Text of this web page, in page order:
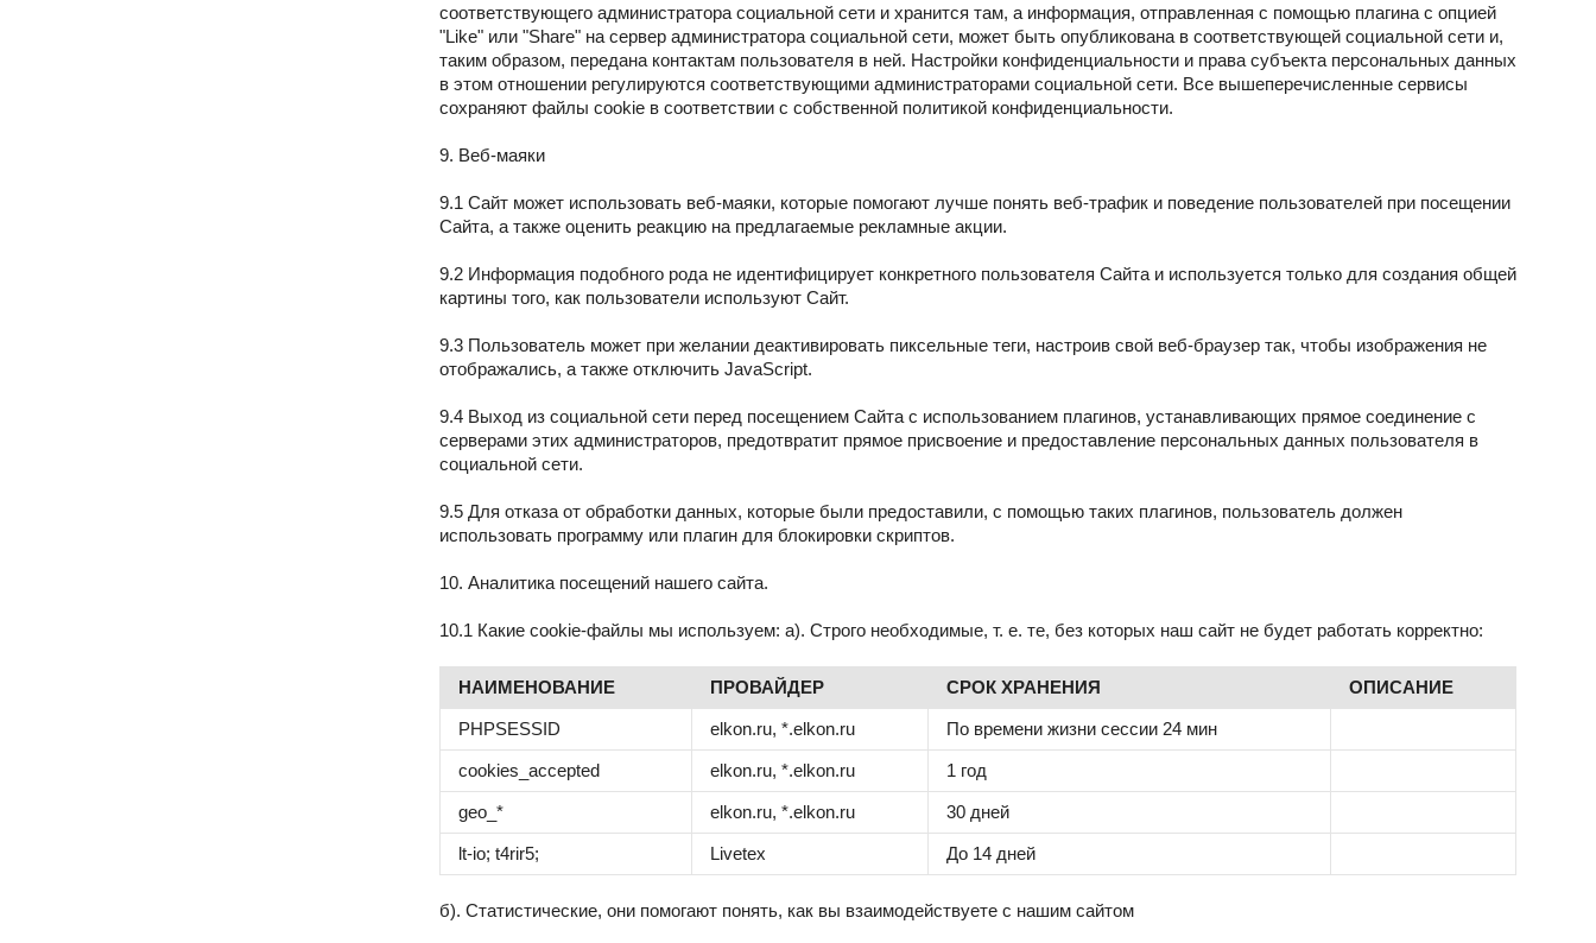
соответствующего администратора социальной сети и хранится там, а информация, отправленная с помощью плагина с опцией
"Like" или "Share" на сервер администратора социальной сети, может быть опубликована в соответствующей социальной сети и,
таким образом, передана контактам пользователя в ней. Настройки конфиденциальности и права субъекта персональных данных
в этом отношении регулируются соответствующими администраторами социальной сети. Все вышеперечисленные сервисы
сохраняют файлы cookie в соответствии с собственной политикой конфиденциальности.
9. Веб-маяки
9.1 Сайт может использовать веб-маяки, которые помогают лучше понять веб-трафик и поведение пользователей при посещении
Сайта, а также оценить реакцию на предлагаемые рекламные акции.
9.2 Информация подобного рода не идентифицирует конкретного пользователя Сайта и используется только для создания общей
картины того, как пользователи используют Сайт.
9.3 Пользователь может при желании деактивировать пиксельные теги, настроив свой веб-браузер так, чтобы изображения не
отображались, а также отключить JavaScript.
9.4 Выход из социальной сети перед посещением Сайта с использованием плагинов, устанавливающих прямое соединение с
серверами этих администраторов, предотвратит прямое присвоение и предоставление персональных данных пользователя в
социальной сети.
9.5 Для отказа от обработки данных, которые были предоставили, с помощью таких плагинов, пользователь должен
использовать программу или плагин для блокировки скриптов.
10. Аналитика посещений нашего сайта.
10.1 Какие cookie-файлы мы используем: а). Строго необходимые, т. е. те, без которых наш сайт не будет работать корректно:
НАИМЕНОВАНИЕ ПРОВАЙДЕР СРОК ХРАНЕНИЯ ОПИСАНИЕ
PHPSESSID elkon.ru, *.elkon.ru По времени жизни сессии 24 мин
cookies_accepted elkon.ru, *.elkon.ru 1 год
geo_* elkon.ru, *.elkon.ru 30 дней
lt-io; t4rir5; Livetex До 14 дней
б). Статистические, они помогают понять, как вы взаимодействуете с нашим сайтом